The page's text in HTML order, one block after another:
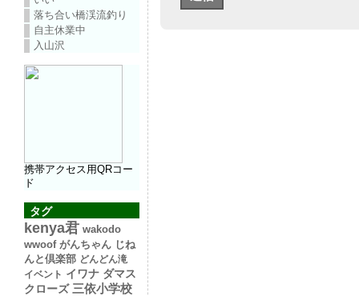
落ち合い橋渓流釣り
自主休業中
入山沢
携帯アクセス用QRコー
ド
タグ
kenya君 wakodo
wwoof がんちゃん じね
んと倶楽部 どんどん滝
イベント イワナ ダマス
クローズ 三依小学校